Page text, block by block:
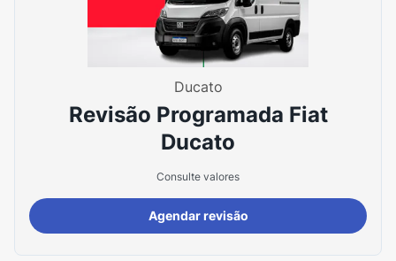
Ducato
Revisão Programada Fiat
Ducato
Consulte valores
Agendar revisão